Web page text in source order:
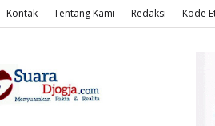
Kontak Tentang Kami Redaksi Kode